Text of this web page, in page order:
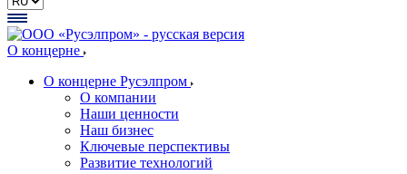
О концерне
О концерне Русэлпром
О компании
Наши ценности
Наш бизнес
Ключевые перспективы
Развитие технологий